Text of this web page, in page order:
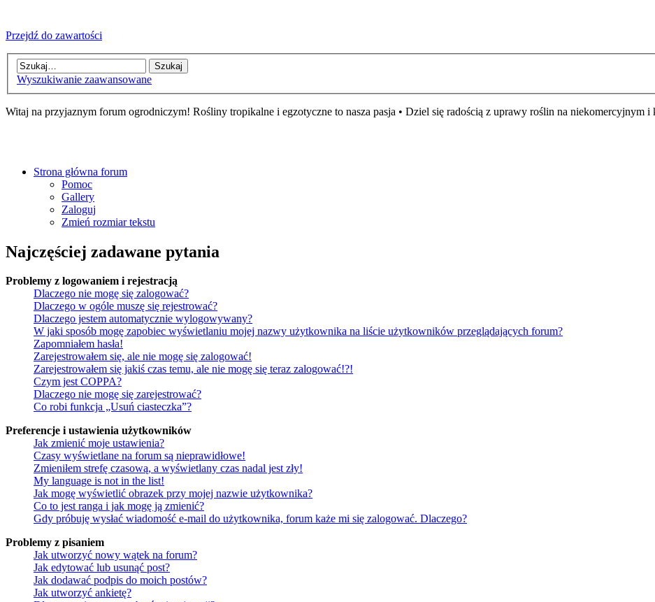
Przejdź do zawartości
Wyszukiwanie zaawansowane
Witaj na przyjaznym forum ogrodniczym! Rośliny tropikalne i egzotyczne to nasza pasja • Dziel się radością z uprawy roślin na niekomercyjnym i
Strona główna forum
Pomoc
Gallery
Zaloguj
Zmień rozmiar tekstu
Najczęściej zadawane pytania
Problemy z logowaniem i rejestracją
Dlaczego nie mogę się zalogować?
Dlaczego w ogóle muszę się rejestrować?
Dlaczego jestem automatycznie wylogowywany?
W jaki sposób mogę zapobiec wyświetlaniu mojej nazwy użytkownika na liście użytkowników przeglądających forum?
Zapomniałem hasła!
Zarejestrowałem się, ale nie mogę się zalogować!
Zarejestrowałem się jakiś czas temu, ale nie mogę się teraz zalogować!?!
Czym jest COPPA?
Dlaczego nie mogę się zarejestrować?
Co robi funkcja „Usuń ciasteczka”?
Preferencje i ustawienia użytkowników
Jak zmienić moje ustawienia?
Czasy wyświetlane na forum są nieprawidłowe!
Zmieniłem strefę czasową, a wyświetlany czas nadal jest zły!
My language is not in the list!
Jak mogę wyświetlić obrazek przy mojej nazwie użytkownika?
Co to jest ranga i jak mogę ją zmienić?
Gdy próbuję wysłać wiadomość e-mail do użytkownika, forum każe mi się zalogować. Dlaczego?
Problemy z pisaniem
Jak utworzyć nowy wątek na forum?
Jak edytować lub usunąć post?
Jak dodawać podpis do moich postów?
Jak utworzyć ankietę?